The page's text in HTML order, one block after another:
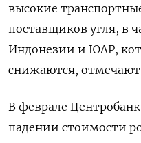
высокие
поставщиков угля, в
Индонезии и ЮАР,
снижаются, отмечают
В феврале
падении стоимости